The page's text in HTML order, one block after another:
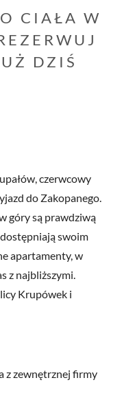
CIAŁA W
DZIŚ
czerwcowy
do Zakopanego.
góry są prawdziwą
swoim
apartamenty, w
z najbliższymi.
Krupówek i
z zewnętrznej firmy